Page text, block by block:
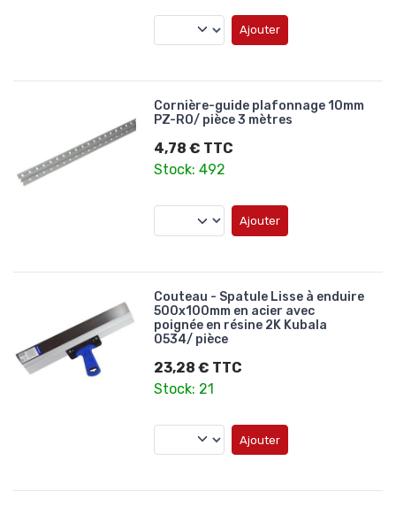
Ajouter
Cornière-guide plafonnage 10mm
PZ-RO/ pièce 3 mètres
4,78 € TTC
Stock: 492
Ajouter
Couteau - Spatule Lisse à enduire
500x100mm en acier avec
poignée en résine 2K Kubala
0534/ pièce
23,28 € TTC
Stock: 21
Ajouter